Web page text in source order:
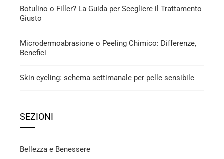
Botulino o Filler? La Guida per Scegliere il Trattamento
Giusto
Microdermoabrasione o Peeling Chimico: Differenze,
Benefici
Skin cycling: schema settimanale per pelle sensibile
SEZIONI
Bellezza e Benessere